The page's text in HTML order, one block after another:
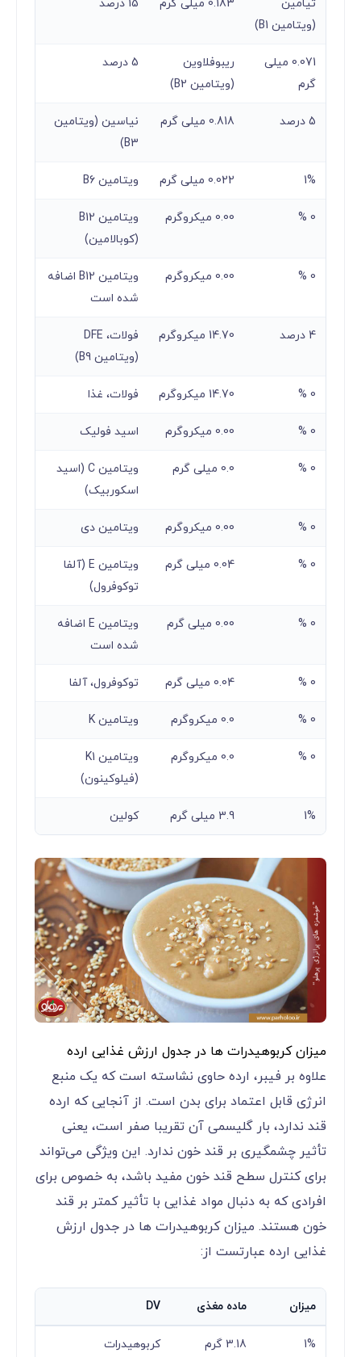
تیامین
(ویتامین B1)
0.183 میلی گرم 15 درصد
0.071 میلی
گرم
ریبوفلاوین
(ویتامین B2)
5 درصد
5 درصد 0.818 میلی گرم
نیاسین (ویتامین
B3)
1% 0.022 میلی گرم ویتامین B6
0 % 0.00 میکروگرم
ویتامین B12
(کوبالامین)
0 % 0.00 میکروگرم
ویتامین B12 اضافه
شده است
4 درصد 14.70 میکروگرم
فولات، DFE
(ویتامین B9)
0 % 14.70 میکروگرم فولات، غذا
0 % 0.00 میکروگرم اسید فولیک
0 % 0.0 میلی گرم
ویتامین C (اسید
اسکوربیک)
0 % 0.00 میکروگرم ویتامین دی
0 % 0.04 میلی گرم
ویتامین E (آلفا
توکوفرول)
0 % 0.00 میلی گرم
ویتامین E اضافه
شده است
0 % 0.04 میلی گرم توکوفرول، آلفا
0 % 0.0 میکروگرم ویتامین K
0 % 0.0 میکروگرم
ویتامین K1
(فیلوکینون)
1% 3.9 میلی گرم کولین
میزان کربوهیدرات ها در جدول ارزش غذایی ارده
علاوه بر فیبر، ارده حاوی نشاسته است که یک منبع
انرژی قابل اعتماد برای بدن است. از آنجایی که ارده
قند ندارد، بار گلیسمی آن تقریبا صفر است، یعنی
تأثیر چشمگیری بر قند خون ندارد. این ویژگی می‌تواند
برای کنترل سطح قند خون مفید باشد، به خصوص برای
افرادی که به دنبال مواد غذایی با تأثیر کمتر بر قند
خون هستند. میزان کربوهیدرات ها در جدول ارزش
غذایی ارده عبارتست از:
میزان ماده مغذی DV
1% 3.18 گرم کربوهیدرات